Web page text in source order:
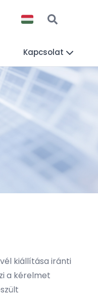
Kapcsolat
kiállítása iránti
a kérelmet